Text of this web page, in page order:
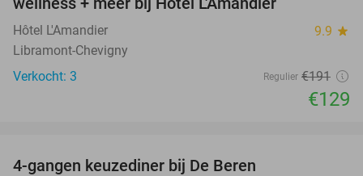
TODAY
Hôtel L'Amandier 9.9 star
Libramont-Chevigny
Verkocht: 3
Regulier €191
€129
4-gangen keuzediner bij De Beren